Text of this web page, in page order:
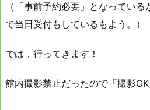
（「事前予約必要」となってい
で当日受付もしているもよう。）
では，行ってきます！
館内撮影禁止だったので「撮影